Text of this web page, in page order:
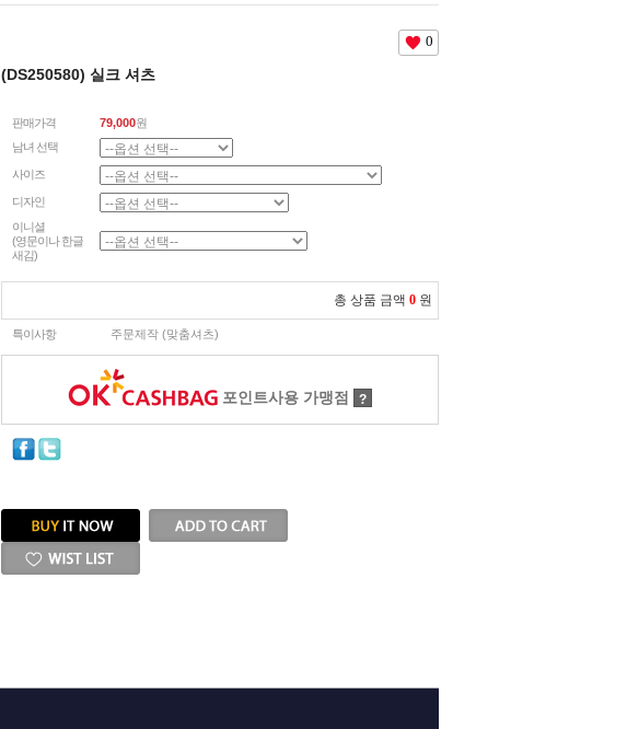
0
(DS250580) 실크 셔츠
판매가격 79,000원
남녀 선택
사이즈
디자인
이니셜
(영문이나 한글
새김)
총 상품 금액 0 원
특이사항 주문제작 (맞춤셔츠)
포인트사용 가맹점 ?